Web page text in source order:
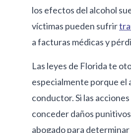
los efectos del alcohol
víctimas pueden sufrir
a facturas médicas y
Las leyes de Florida te
especialmente porque el
conductor. Si las
conceder daños
abogado para